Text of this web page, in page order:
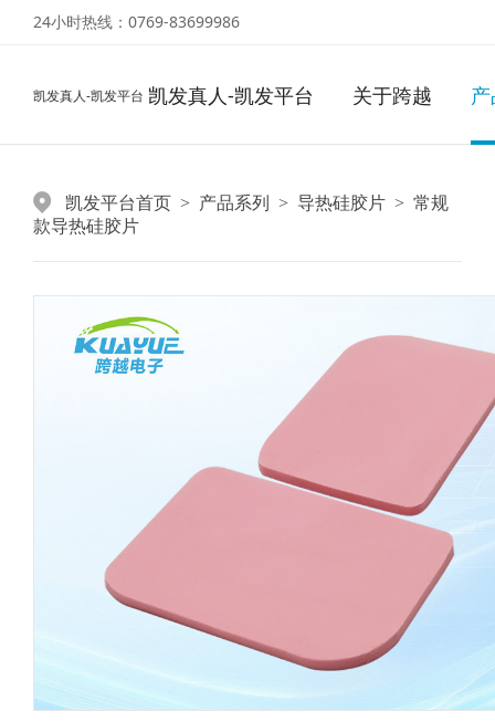
24小时热线：0769-83699986
凯发真人-凯发平台 凯发真人-凯发平台 关于跨越
凯发平台首页 > 产品系列 > 导热硅胶片 > 常规
款导热硅胶片